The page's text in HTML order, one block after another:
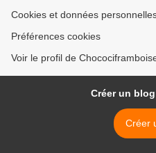
Cookies et données
Préférences cookies
Voir le profil de
Créer un
Créer